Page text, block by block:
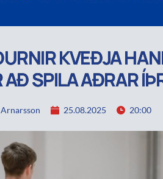
KVEÐJA
AÐ SPILA AÐRAR
25.08.2025 20:00